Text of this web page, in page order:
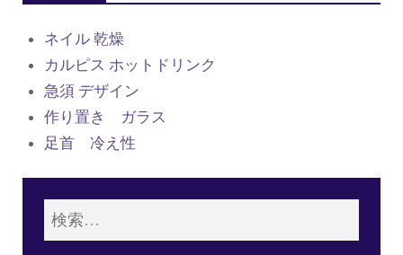
ネイル 乾燥
カルピス ホットドリンク
急須 デザイン
作り置き ガラス
足首 冷え性